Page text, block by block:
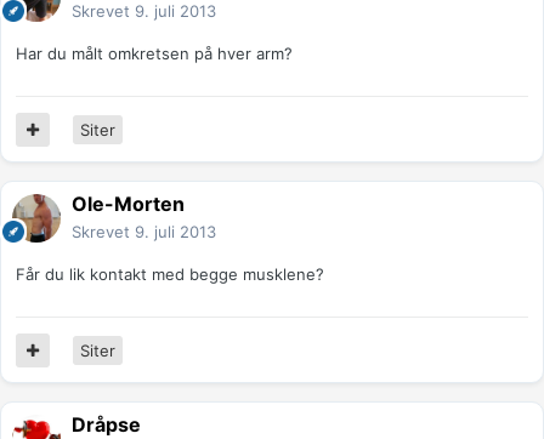
Skrevet 9. juli 2013
Har du målt omkretsen på hver arm?
Siter
Ole-Morten
Skrevet 9. juli 2013
Får du lik kontakt med begge musklene?
Siter
Dråpse